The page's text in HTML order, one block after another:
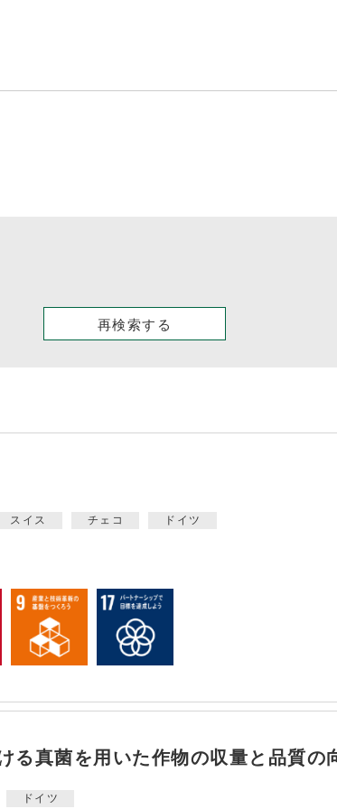
再検索する
スイス チェコ
ドイツ
る真菌を用いた作物の収量と品質の
ドイツ